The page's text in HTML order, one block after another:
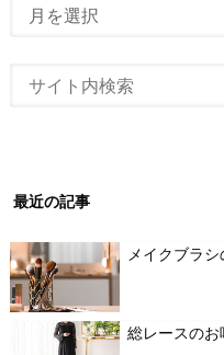
最近の記事
メイクブラ
総レースのお